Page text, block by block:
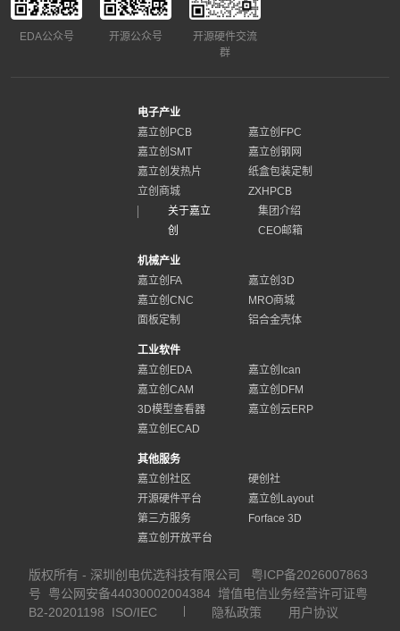
EDA公众号 开源公众号
开源硬件交流
群
电子产业
嘉立创PCB
嘉立创FPC
嘉立创SMT
嘉立创钢网
嘉立创发热片
纸盒包装定制
立创商城
ZXHPCB
关于嘉立
创
集团介绍
CEO邮箱
机械产业
嘉立创FA
嘉立创3D
嘉立创CNC
MRO商城
面板定制
铝合金壳体
工业软件
嘉立创EDA
嘉立创Ican
嘉立创CAM
嘉立创DFM
3D模型查看器
嘉立创云ERP
嘉立创ECAD
其他服务
嘉立创社区
硬创社
开源硬件平台
嘉立创Layout
第三方服务
Forface 3D
嘉立创开放平台
版权所有 - 深圳创电优选科技有限公司
粤ICP备2026007863
号
粤公网安备44030002004384 增值电信业务经营许可证粤
B2-20201198
ISO/IEC 隐私政策 用户协议